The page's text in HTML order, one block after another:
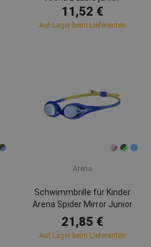
11,52 €
Auf Lager beim Lieferanten
Arena
Schwimmbrille für Kinder
Arena Spider Mirror Junior
21,85 €
Auf Lager beim Lieferanten